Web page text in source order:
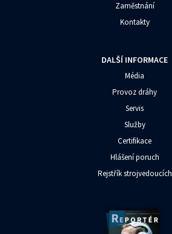
Zaměstnání
Kontakty
DALŠÍ INFORMACE
Média
Provoz dráhy
Servis
Služby
Certifikace
Hlášení poruch
Rejstřík strojvedoucích